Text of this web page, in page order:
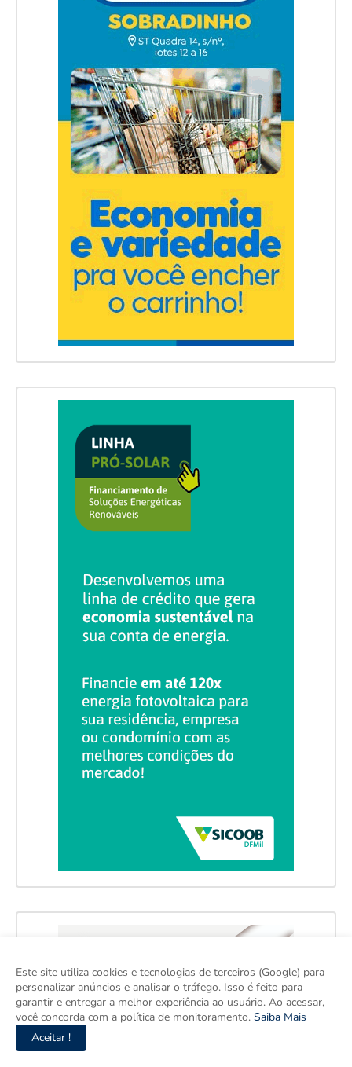
Este site utiliza cookies e tecnologias de terceiros (Google) para
personalizar anúncios e analisar o tráfego. Isso é feito para
garantir e entregar a melhor experiência ao usuário. Ao acessar,
você concorda com a política de monitoramento. Saiba Mais
Aceitar !